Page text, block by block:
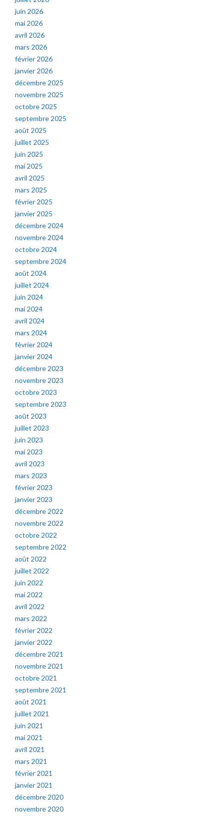
juin 2026
mai 2026
avril 2026
mars 2026
février 2026
janvier 2026
décembre 2025
novembre 2025
octobre 2025
septembre 2025
août 2025
juillet 2025
juin 2025
mai 2025
avril 2025
mars 2025
février 2025
janvier 2025
décembre 2024
novembre 2024
octobre 2024
septembre 2024
août 2024
juillet 2024
juin 2024
mai 2024
avril 2024
mars 2024
février 2024
janvier 2024
décembre 2023
novembre 2023
octobre 2023
septembre 2023
août 2023
juillet 2023
juin 2023
mai 2023
avril 2023
mars 2023
février 2023
janvier 2023
décembre 2022
novembre 2022
octobre 2022
septembre 2022
août 2022
juillet 2022
juin 2022
mai 2022
avril 2022
mars 2022
février 2022
janvier 2022
décembre 2021
novembre 2021
octobre 2021
septembre 2021
août 2021
juillet 2021
juin 2021
mai 2021
avril 2021
mars 2021
février 2021
janvier 2021
décembre 2020
novembre 2020